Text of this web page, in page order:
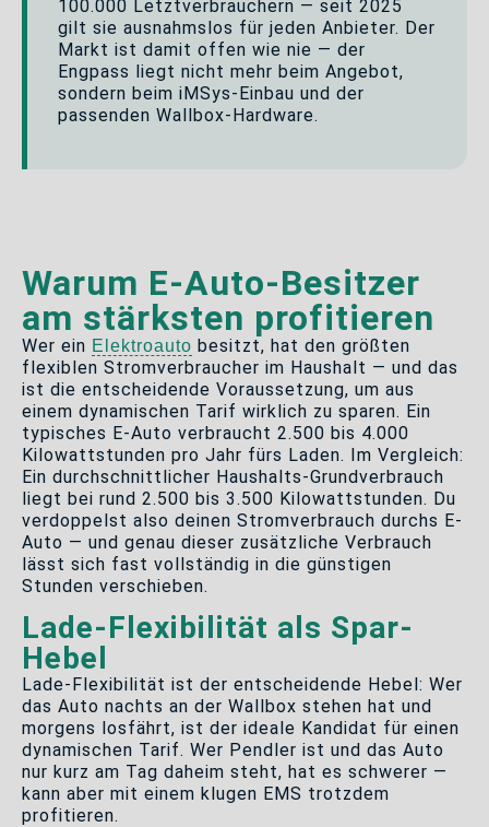
100.000 Letztverbrauchern — seit 2025
gilt sie ausnahmslos für jeden Anbieter. Der
Markt ist damit offen wie nie — der
Engpass liegt nicht mehr beim Angebot,
sondern beim iMSys-Einbau und der
passenden Wallbox-Hardware.
Warum E-Auto-Besitzer
am stärksten profitieren
Wer ein Elektroauto besitzt, hat den größten
flexiblen Stromverbraucher im Haushalt — und das
ist die entscheidende Voraussetzung, um aus
einem dynamischen Tarif wirklich zu sparen. Ein
typisches E-Auto verbraucht 2.500 bis 4.000
Kilowattstunden pro Jahr fürs Laden. Im Vergleich:
Ein durchschnittlicher Haushalts-Grundverbrauch
liegt bei rund 2.500 bis 3.500 Kilowattstunden. Du
verdoppelst also deinen Stromverbrauch durchs E-
Auto — und genau dieser zusätzliche Verbrauch
lässt sich fast vollständig in die günstigen
Stunden verschieben.
Lade-Flexibilität als Spar-
Hebel
Lade-Flexibilität ist der entscheidende Hebel: Wer
das Auto nachts an der Wallbox stehen hat und
morgens losfährt, ist der ideale Kandidat für einen
dynamischen Tarif. Wer Pendler ist und das Auto
nur kurz am Tag daheim steht, hat es schwerer —
kann aber mit einem klugen EMS trotzdem
profitieren.